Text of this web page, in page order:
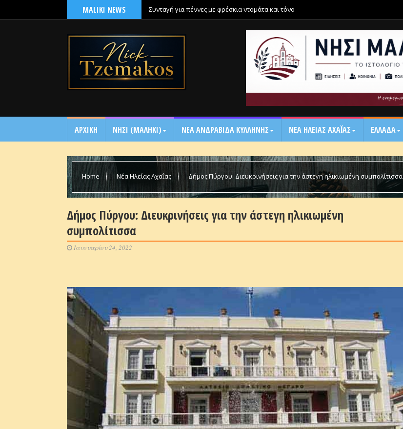
MALIKI NEWS Συνταγή για πέννες με φρέσκια ντομάτα και τόνο
ΑΡΧΙΚΗ NΗΣΙ (ΜΑΛΗΚΙ) ΝΕΑ ΑΝΔΡΑΒΙΔΑ ΚΥΛΛΗΝΗΣ ΝΕΑ ΗΛΕΙΑΣ ΑΧΑΪ́ΑΣ ΕΛΛΑΔΑ
Home Νέα Ηλείας Αχαΐας Δήμος Πύργου: Διευκρινήσεις για την άστεγη ηλικιωμένη συμπολίτισσα
Δήμος Πύργου: Διευκρινήσεις για την άστεγη ηλικιωμένη
συμπολίτισσα
Ιανουαρίου 24, 2022